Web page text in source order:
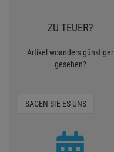
ZU TEUER?
Artikel woanders günstiger
gesehen?
SAGEN SIE ES UNS